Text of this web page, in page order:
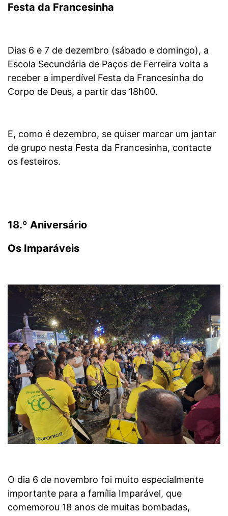
Festa da Francesinha
Dias 6 e 7 de dezembro (sábado e domingo), a
Escola Secundária de Paços de Ferreira volta a
receber a imperdível Festa da Francesinha do
Corpo de Deus, a partir das 18h00.
E, como é dezembro, se quiser marcar um jantar
de grupo nesta Festa da Francesinha, contacte
os festeiros.
18.º Aniversário
Os Imparáveis
O dia 6 de novembro foi muito especialmente
importante para a família Imparável, que
comemorou 18 anos de muitas bombadas,